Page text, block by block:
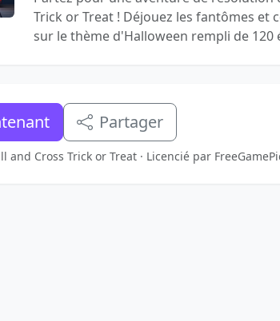
Trick or Treat ! Déjouez les fantômes et
sur le thème d'Halloween rempli de 120
Partager
Cross Trick or Treat · Licencié par